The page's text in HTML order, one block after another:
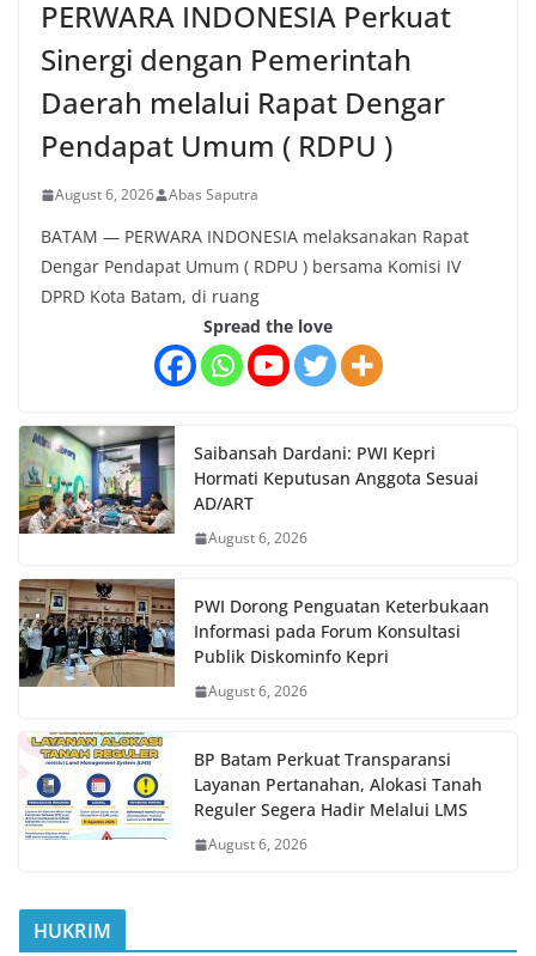
PERWARA INDONESIA Perkuat
Sinergi dengan Pemerintah
Daerah melalui Rapat Dengar
Pendapat Umum ( RDPU )
August 6, 2026 Abas Saputra
BATAM — PERWARA INDONESIA melaksanakan Rapat
Dengar Pendapat Umum ( RDPU ) bersama Komisi IV
DPRD Kota Batam, di ruang
Spread the love
Saibansah Dardani: PWI Kepri
Hormati Keputusan Anggota Sesuai
AD/ART
August 6, 2026
PWI Dorong Penguatan Keterbukaan
Informasi pada Forum Konsultasi
Publik Diskominfo Kepri
August 6, 2026
BP Batam Perkuat Transparansi
Layanan Pertanahan, Alokasi Tanah
Reguler Segera Hadir Melalui LMS
August 6, 2026
HUKRIM